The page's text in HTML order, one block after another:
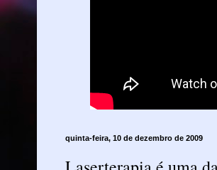
quinta-feira, 10 de dezembro de 2009